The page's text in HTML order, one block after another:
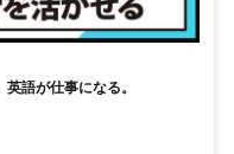
語が仕事になる。